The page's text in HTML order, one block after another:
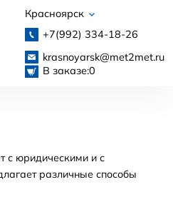
Красноярск
+7(992) 334-18-26
krasnoyarsk@met2met.ru
В заказе:0
с юридическими и с
различные способы